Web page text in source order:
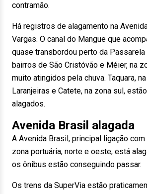
contramão.
Há registros de alagamento na
Vargas. O canal do Mangue que
quase transbordou perto da Passarela
bairros de São Cristóvão e Méier, na
muito atingidos pela chuva. Taquara,
Laranjeiras e Catete, na zona sul,
alagados.
Avenida Brasil alagada
A Avenida Brasil, principal ligação
zona portuária, norte e oeste, está
os ônibus estão conseguindo passar.
Os trens da SuperVia estão